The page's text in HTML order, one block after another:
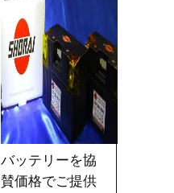
バッテリーを協
賛価格でご提供